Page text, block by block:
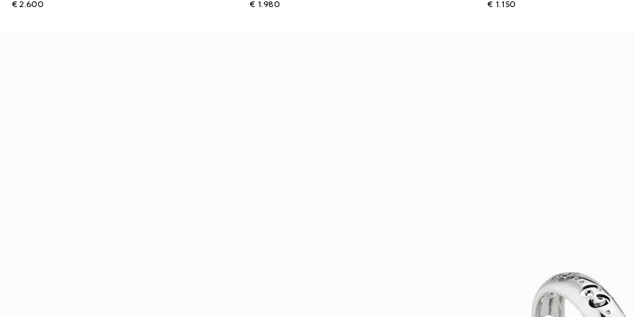
€ 2.600
€ 1.980
€ 1.150